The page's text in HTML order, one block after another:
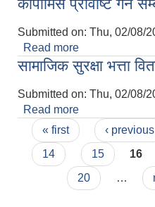
कोपोमिस प्रविष्टि गर्ने
Submitted on: Thu, 02/08/
Read more
सामाजिक सुरक्षा भत्ता
Submitted on: Thu, 02/08/
Read more
Pages
« first ‹ previous
14
15 16
20
…